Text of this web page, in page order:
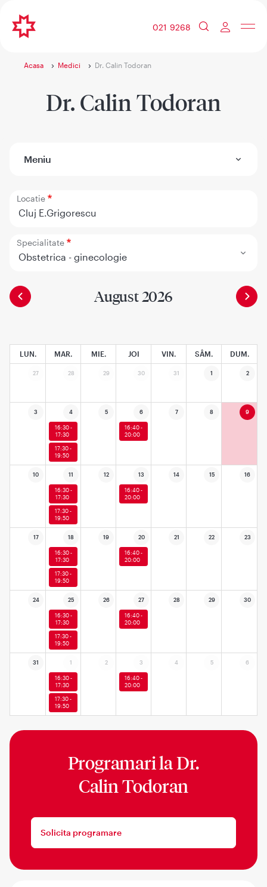
021 9268
Acasa Medici Dr. Calin Todoran
Dr. Calin Todoran
Meniu
Locatie
Cluj E.Grigorescu
Specialitate
Obstetrica - ginecologie
August 2026
LUN. MAR. MIE. JOI VIN. SÂM. DUM.
27 28 29 30 31 1 2
3 4 5 6 7 8 9
16:30 -
17:30
16:40 -
20:00
17:30 -
19:50
10 11 12 13 14 15 16
16:30 -
17:30
16:40 -
20:00
17:30 -
19:50
17 18 19 20 21 22 23
16:30 -
17:30
16:40 -
20:00
17:30 -
19:50
24 25 26 27 28 29 30
16:30 -
17:30
16:40 -
20:00
17:30 -
19:50
31 1 2 3 4 5 6
16:30 -
17:30
16:40 -
20:00
17:30 -
19:50
Programari laDr.
Calin Todoran
Solicita programare